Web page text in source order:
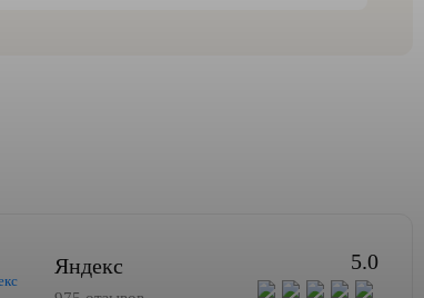
Яндекс 5.0